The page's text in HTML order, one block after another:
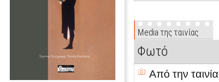
Media της ταινίας
Φωτό
Από την ταινία